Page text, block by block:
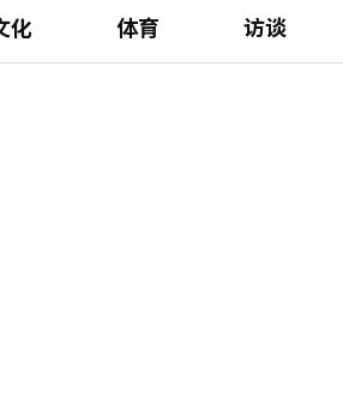
化 体育 访谈